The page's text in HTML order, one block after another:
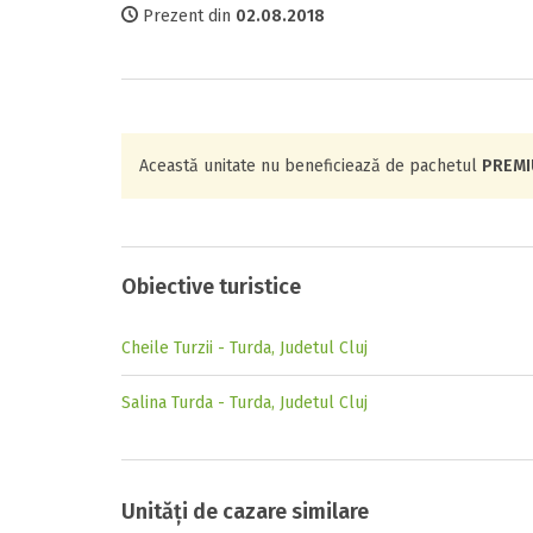
Prezent din 02.08.2018
Această unitate nu beneficiează de pachetul
Obiective turistice
Cheile Turzii - Turda, Judetul Cluj
Salina Turda - Turda, Judetul Cluj
Unități de cazare similare